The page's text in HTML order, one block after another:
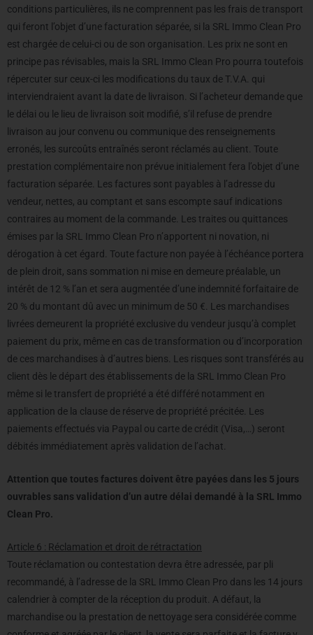
conditions particulières, ils ne comprennent pas les frais de transport
qui feront l’objet d’une facturation séparée, si la SRL Immo Clean Pro
est chargée de celui-ci ou de son organisation. Les prix ne sont en
principe pas révisables, mais la SRL Immo Clean Pro pourra toutefois
répercuter sur ceux-ci les modifications du taux de T.V.A. qui
interviendraient avant la date de livraison. Si l’acheteur demande que
le délai ou le lieu de livraison soit modifié, s’il refuse de prendre
livraison au jour convenu ou communique des renseignements
erronés, les surcoûts entraînés seront réclamés au client. Toute
prestation complémentaire non prévue initialement fera l’objet d’une
facturation séparée. Les factures sont payables à l’adresse du
vendeur, nettes, au comptant et sans escompte sauf indications
contraires au moment de la commande. Les traites ou quittances
émises par la SRL Immo Clean Pro n’apportent ni novation, ni
dérogation à cet égard. Toute facture non payée à l’échéance portera
de plein droit, sans sommation ni mise en demeure préalable, un
intérêt de 12 % l’an et sera augmentée d’une indemnité forfaitaire de
20 % du montant dû avec un minimum de 50 €. Les marchandises
livrées demeurent la propriété exclusive du vendeur jusqu’à complet
paiement du prix, même en cas de transformation ou d’incorporation
de ces marchandises à d’autres biens. Les risques sont transférés au
client dès le départ des établissements de la SRL Immo Clean Pro
même si le transfert de propriété a été différé notamment en
application de la clause de réserve de propriété précitée. Les
paiements effectués via Paypal ou carte de crédit (Visa,…) seront
débités immédiatement après validation de l’achat.
Attention que toutes factures doivent être payées dans les 5 jours
ouvrables sans validation d’un autre délai demandé à la SRL Immo
Clean Pro.
Article 6 : Réclamation et droit de rétractation
Toute réclamation ou contestation devra être adressée, par pli
recommandé, à l’adresse de la SRL Immo Clean Pro dans les 14 jours
calendrier à compter de la réception du produit. A défaut, la
marchandise ou la prestation de nettoyage sera considérée comme